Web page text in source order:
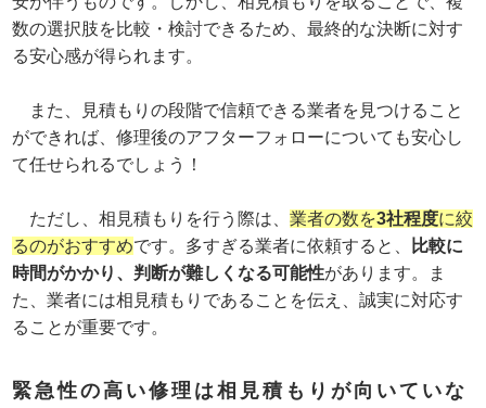
数の選択肢を比較・検討できるため、最終的な決断に対す
る安心感が得られます。
また、見積もりの段階で信頼できる業者を見つけること
ができれば、修理後のアフターフォローについても安心し
て任せられるでしょう！
ただし、相見積もりを行う際は、業者の数を3社程度に絞
るのがおすすめです。多すぎる業者に依頼すると、
比較に
時間がかかり、判断が難しくなる可能性があります。ま
た、業者には相見積もりであることを伝え、誠実に対応す
ることが重要です。
緊急性の高い修理は相見積もりが向いていな